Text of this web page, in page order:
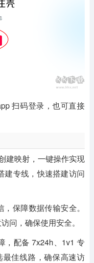
扫码登录，也可直接
建映射，一键操作实现
建专线，快速搭建访问
保障数据传输安全。
问，确保使用安全。
，配备 7x24h、1v1 专
佳线路，确保高速访